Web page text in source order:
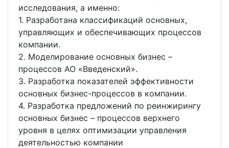
исследования, а именно:
1. Разработана классификаций основных,
управляющих и обеспечивающих процессов
компании.
2. Моделирование основных бизнес –
процессов АО «Введенский».
3. Разработка показателей эффективности
основных бизнес-процессов в компании.
4. Разработка предложений по реинжирингу
основных бизнес – процессов верхнего
уровня в целях оптимизации управления
деятельностью компании